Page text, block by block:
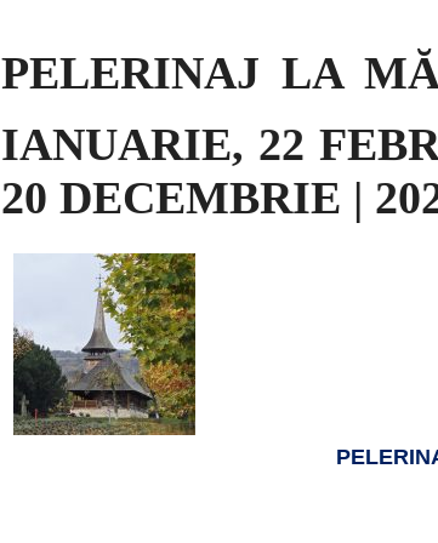
PELERINAJ LA
IANUARIE, 22
20 DECEMBRIE |